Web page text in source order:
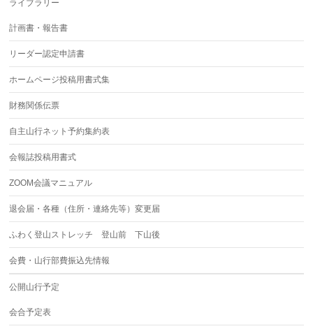
ライブラリー
計画書・報告書
リーダー認定申請書
ホームページ投稿用書式集
財務関係伝票
自主山行ネット予約集約表
会報誌投稿用書式
ZOOM会議マニュアル
退会届・各種（住所・連絡先等）変更届
ふわく登山ストレッチ 登山前 下山後
会費・山行部費振込先情報
公開山行予定
会合予定表